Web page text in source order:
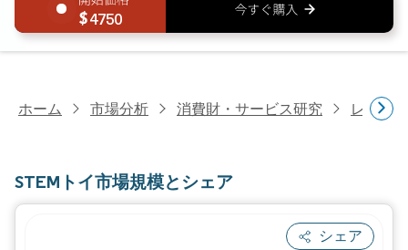
4750
ホーム 市場分析 消費財・サービス研究 レクリ
STEMトイ市場規模とシェア
シェア